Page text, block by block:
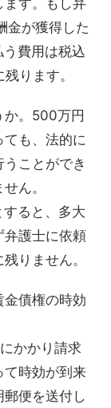
金が獲得した
費用は税込
ります。
か。500万円
も、法的に
ことができ
ん。
ると、多大
弁護士に依頼
りません。
債権の時効
かかり請求
て時効が到来
便を送付し